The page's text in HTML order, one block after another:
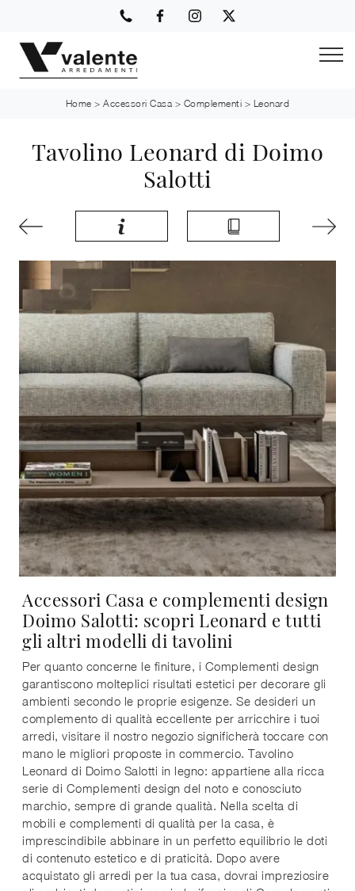
Home >Accessori Casa > Complementi > Leonard
Tavolino Leonard di Doimo
Salotti
Accessori Casa e complementi design
Doimo Salotti: scopri Leonard e tutti
gli altri modelli di tavolini
Per quanto concerne le finiture, i Complementi design
garantiscono molteplici risultati estetici per decorare gli
ambienti secondo le proprie esigenze. Se desideri un
complemento di qualità eccellente per arricchire i tuoi
arredi, visitare il nostro negozio significherà toccare con
mano le migliori proposte in commercio. Tavolino
Leonard di Doimo Salotti in legno: appartiene alla ricca
serie di Complementi design del noto e conosciuto
marchio, sempre di grande qualità. Nella scelta di
mobili e complementi di qualità per la casa, è
imprescindibile abbinare in un perfetto equilibrio le doti
di contenuto estetico e di praticità. Dopo avere
acquistato gli arredi per la tua casa, dovrai impreziosire